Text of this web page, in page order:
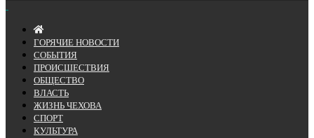
ГОРЯЧИЕ НОВОСТИ
СОБЫТИЯ
ПРОИСШЕСТВИЯ
ОБЩЕСТВО
ВЛАСТЬ
ЖИЗНЬ ЧЕХОВА
СПОРТ
КУЛЬТУРА